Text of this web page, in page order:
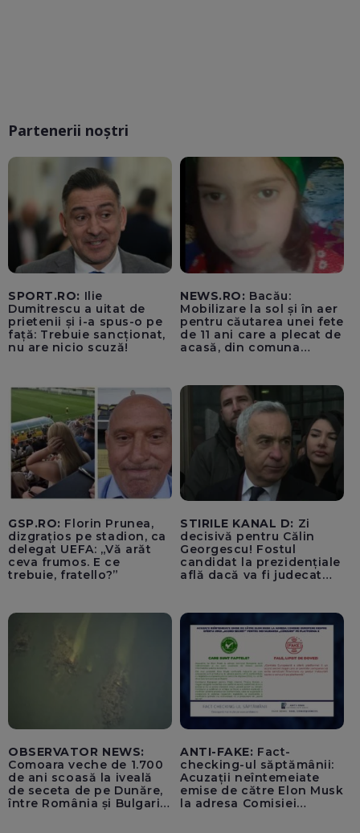
Partenerii noștri
SPORT.RO: Ilie
Dumitrescu a uitat de
prietenii și i-a spus-o pe
față: Trebuie sancționat,
nu are nicio scuză!
NEWS.RO: Bacău:
Mobilizare la sol și în aer
pentru căutarea unei fete
de 11 ani care a plecat de
acasă, din comuna
joi spre vineri, inclusiv cu
o cameră cu
termoviziune
GSP.RO: Florin Prunea,
dizgrațios pe stadion, ca
delegat UEFA: „Vă arăt
ceva frumos. E ce
trebuie, fratello?”
STIRILE KANAL D: Zi
decisivă pentru Călin
Georgescu! Fostul
candidat la prezidențiale
află dacă va fi judecat
OBSERVATOR NEWS:
Comoara veche de 1.700
de ani scoasă la iveală
de seceta de pe Dunăre,
între România și Bulgaria.
ANTI-FAKE: Fact-
checking-ul săptămânii:
Acuzații neîntemeiate
emise de către Elon Musk
la adresa Comisiei